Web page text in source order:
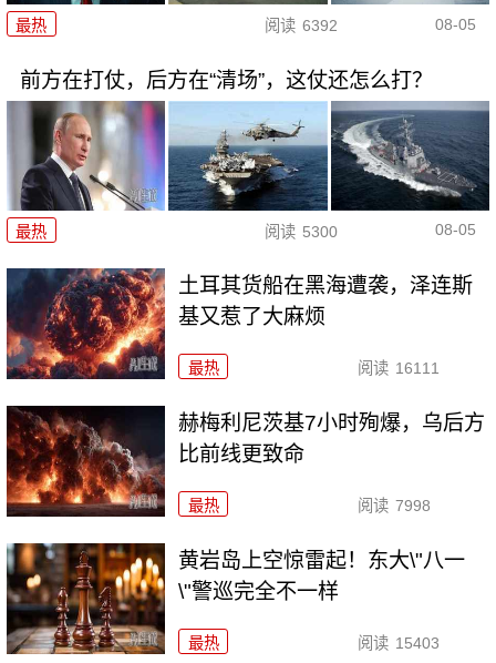
最热 阅读 6392 08-05
前方在打仗，后方在“清场”，这仗还怎么打？
最热 阅读 5300 08-05
土耳其货船在黑海遭袭，泽连斯
基又惹了大麻烦
最热 阅读 16111
赫梅利尼茨基7小时殉爆，乌后方
比前线更致命
最热 阅读 7998
黄岩岛上空惊雷起！东大\"八一
\"警巡完全不一样
最热 阅读 15403